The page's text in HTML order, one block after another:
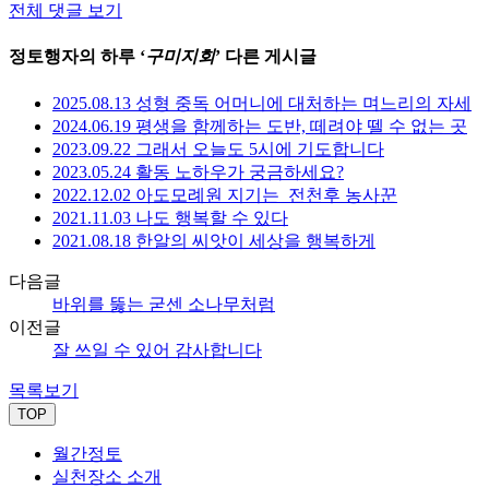
전체 댓글 보기
정토행자의 하루 ‘구미지회’ 다른 게시글
2025.08.13 성형 중독 어머니에 대처하는 며느리의 자세
2024.06.19 평생을 함께하는 도반, 떼려야 뗄 수 없는 곳
2023.09.22 그래서 오늘도 5시에 기도합니다
2023.05.24 활동 노하우가 궁금하세요?
2022.12.02 아도모례원 지기는_전천후 농사꾼
2021.11.03 나도 행복할 수 있다
2021.08.18 한알의 씨앗이 세상을 행복하게
다음글
바위를 뚫는 굳센 소나무처럼
이전글
잘 쓰일 수 있어 감사합니다
목록보기
TOP
월간정토
실천장소 소개